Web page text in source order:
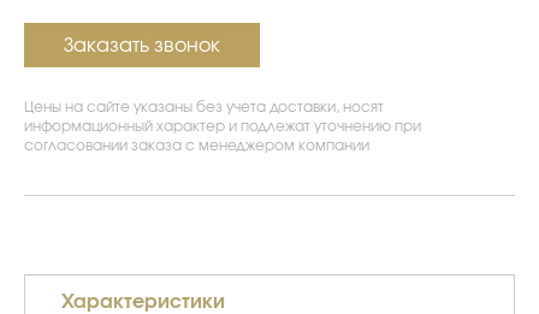
Заказать звонок
Цены на сайте указаны без учета доставки, носят
информационный характер и подлежат уточнению при
согласовании заказа с менеджером компании
Характеристики